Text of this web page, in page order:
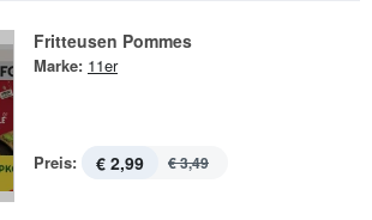
Fritteusen Pommes
Marke: 11er
Preis: € 2,99 € 3,49